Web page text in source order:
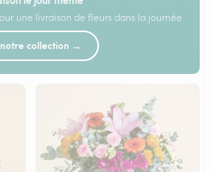
une livraison de fleurs dans la journée
collection →